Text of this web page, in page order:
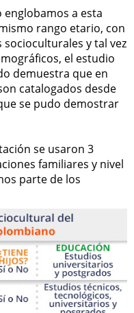
a esta
rango etario, con
y tal vez
el estudio
demuestra que en
catalogados desde
se pudo demostrar
se usaron 3
familiares y nivel
parte de los